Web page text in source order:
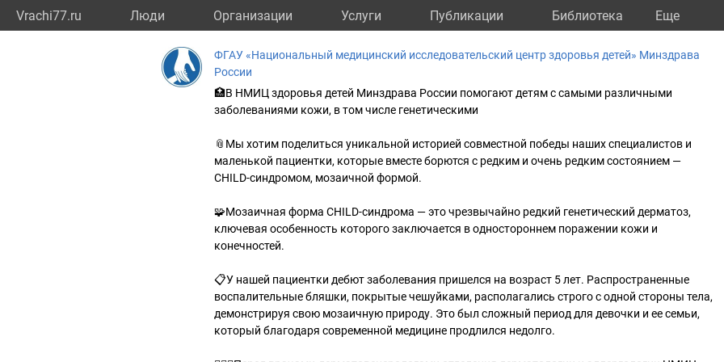
Vrachi77.ru Люди Организации Услуги Публикации Библиотека Eще
ФГАУ «Национальный медицинский исследовательский центр здоровья детей» Минздрава
России
🏥В НМИЦ здоровья детей Минздрава России помогают детям с самыми различными
заболеваниями кожи, в том числе генетическими
📎Мы хотим поделиться уникальной историей совместной победы наших специалистов и
маленькой пациентки, которые вместе борются с редким и очень редким состоянием —
CHILD-синдромом, мозаичной формой.
🧩Мозаичная форма CHILD-синдрома — это чрезвычайно редкий генетический дерматоз,
ключевая особенность которого заключается в одностороннем поражении кожи и
конечностей.
📋У нашей пациентки дебют заболевания пришелся на возраст 5 лет. Распространенные
воспалительные бляшки, покрытые чешуйками, располагались строго с одной стороны тела,
демонстрируя свою мозаичную природу. Это был сложный период для девочки и ее семьи,
который благодаря современной медицине продлился недолго.